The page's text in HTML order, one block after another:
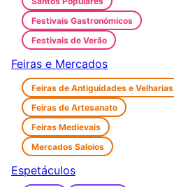
Festivais Gastronómicos
Festivais de Verão
Feiras e Mercados
Feiras de Antiguidades e Velharias
Feiras de Artesanato
Feiras Medievais
Mercados Saloios
Espetáculos